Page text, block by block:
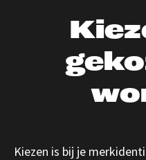
Kiezen is bij je